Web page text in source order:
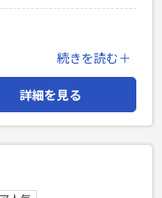
案件では、すでに導入
ンとなります。 ネッ
から、実際に導入さ
もございます。
続きを読む＋
詳細を見る